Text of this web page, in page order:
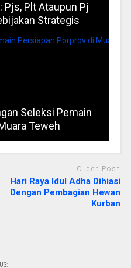
Pjs, Plt Ataupun Pj
Strategis
Seleksi Pemain
Teweh
Older Post
Hari Raya Idul Adha Dihiasi
Dengan Pembagian Hewan
Kurban